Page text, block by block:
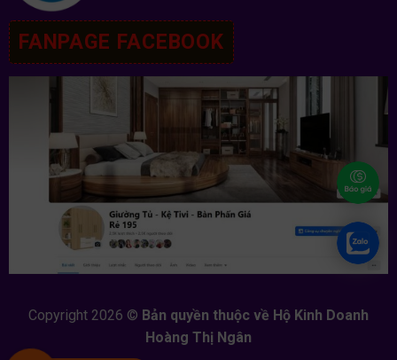
FANPAGE FACEBOOK
Copyright 2026 © Bản quyền thuộc về Hộ Kinh Doanh
Hoàng Thị Ngân